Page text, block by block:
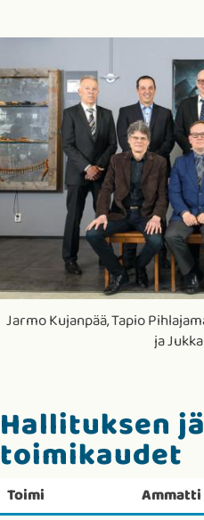
Jarmo Kujanpää, Tapio
ja
Hallituksen
toimikaudet
Toimi Ammatti